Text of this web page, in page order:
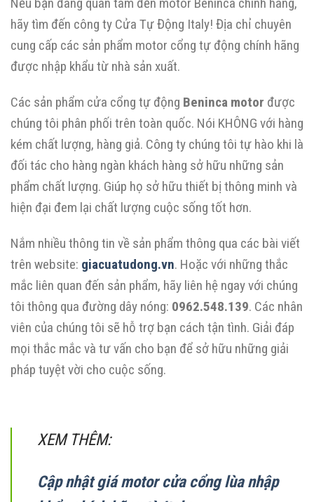
Nếu bạn đang quan tâm đến motor Beninca chính hãng,
hãy tìm đến công ty Cửa Tự Động Italy! Địa chỉ chuyên
cung cấp các sản phẩm motor cổng tự động chính hãng
được nhập khẩu từ nhà sản xuất.
Các sản phẩm cửa cổng tự động Beninca motor được
chúng tôi phân phối trên toàn quốc. Nói KHÔNG với hàng
kém chất lượng, hàng giả. Công ty chúng tôi tự hào khi là
đối tác cho hàng ngàn khách hàng sở hữu những sản
phẩm chất lượng. Giúp họ sở hữu thiết bị thông minh và
hiện đại đem lại chất lượng cuộc sống tốt hơn.
Nắm nhiều thông tin về sản phẩm thông qua các bài viết
trên website: giacuatudong.vn. Hoặc với những thắc
mắc liên quan đến sản phẩm, hãy liên hệ ngay với chúng
tôi thông qua đường dây nóng: 0962.548.139. Các nhân
viên của chúng tôi sẽ hỗ trợ bạn cách tận tình. Giải đáp
mọi thắc mắc và tư vấn cho bạn để sở hữu những giải
pháp tuyệt vời cho cuộc sống.
XEM THÊM:
Cập nhật giá motor cửa cổng lùa nhập